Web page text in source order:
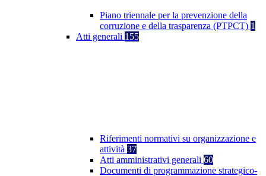
Piano triennale per la prevenzione della
corruzione e della trasparenza (PTPCT) 1
Atti generali 155
Riferimenti normativi su organizzazione e
attività 37
Atti amministrativi generali 60
Documenti di programmazione strategico-